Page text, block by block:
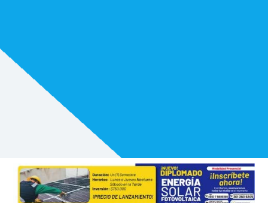
PESADA
Estudia y cumple tu sueño estudiando en
la Corporación Educativa Sinfronteras.